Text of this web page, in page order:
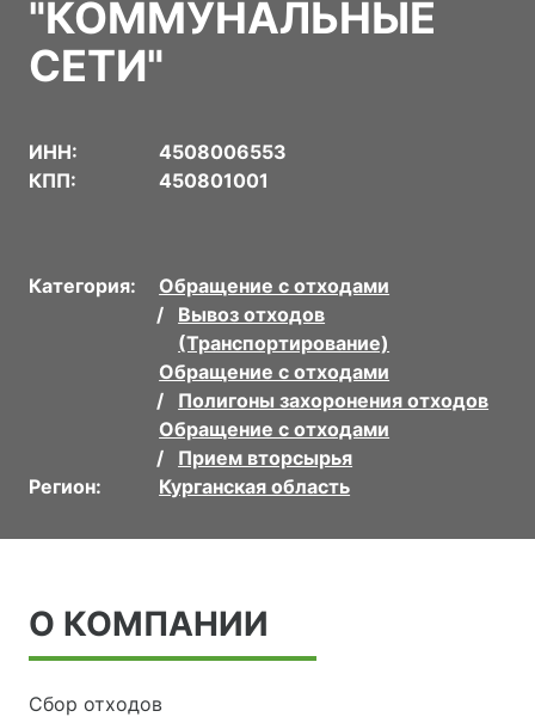
"КОММУНАЛЬНЫЕ
СЕТИ"
ИНН:
4508006553
КПП:
450801001
Категория:
Обращение с отходами
Вывоз отходов
(Транспортирование)
Обращение с отходами
Полигоны захоронения отходов
Обращение с отходами
Прием вторсырья
Регион:
Курганская область
О КОМПАНИИ
Сбор отходов